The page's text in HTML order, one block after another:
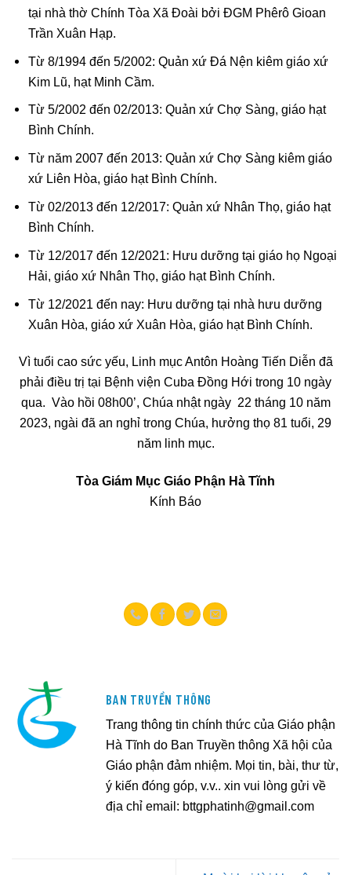
tại nhà thờ Chính Tòa Xã Đoài bởi ĐGM Phêrô Gioan
Trần Xuân Hạp.
Từ 8/1994 đến 5/2002: Quản xứ Đá Nện kiêm giáo xứ
Kim Lũ, hạt Minh Cầm.
Từ 5/2002 đến 02/2013: Quản xứ Chợ Sàng, giáo hạt
Bình Chính.
Từ năm 2007 đến 2013: Quản xứ Chợ Sàng kiêm giáo
xứ Liên Hòa, giáo hạt Bình Chính.
Từ 02/2013 đến 12/2017: Quản xứ Nhân Thọ, giáo hạt
Bình Chính.
Từ 12/2017 đến 12/2021: Hưu dưỡng tại giáo họ Ngoại
Hải, giáo xứ Nhân Thọ, giáo hạt Bình Chính.
Từ 12/2021 đến nay: Hưu dưỡng tại nhà hưu dưỡng
Xuân Hòa, giáo xứ Xuân Hòa, giáo hạt Bình Chính.
Vì tuổi cao sức yếu, Linh mục Antôn Hoàng Tiến Diễn đã
phải điều trị tại Bệnh viện Cuba Đồng Hới trong 10 ngày
qua. Vào hồi 08h00’, Chúa nhật ngày 22 tháng 10 năm
2023, ngài đã an nghỉ trong Chúa, hưởng thọ 81 tuổi, 29
năm linh mục.
Tòa Giám Mục Giáo Phận Hà Tĩnh
Kính Báo
BAN TRUYỀN THÔNG
Trang thông tin chính thức của Giáo phận
Hà Tĩnh do Ban Truyền thông Xã hội của
Giáo phận đảm nhiệm. Mọi tin, bài, thư từ,
ý kiến đóng góp, v.v.. xin vui lòng gửi về
địa chỉ email: bttgphatinh@gmail.com